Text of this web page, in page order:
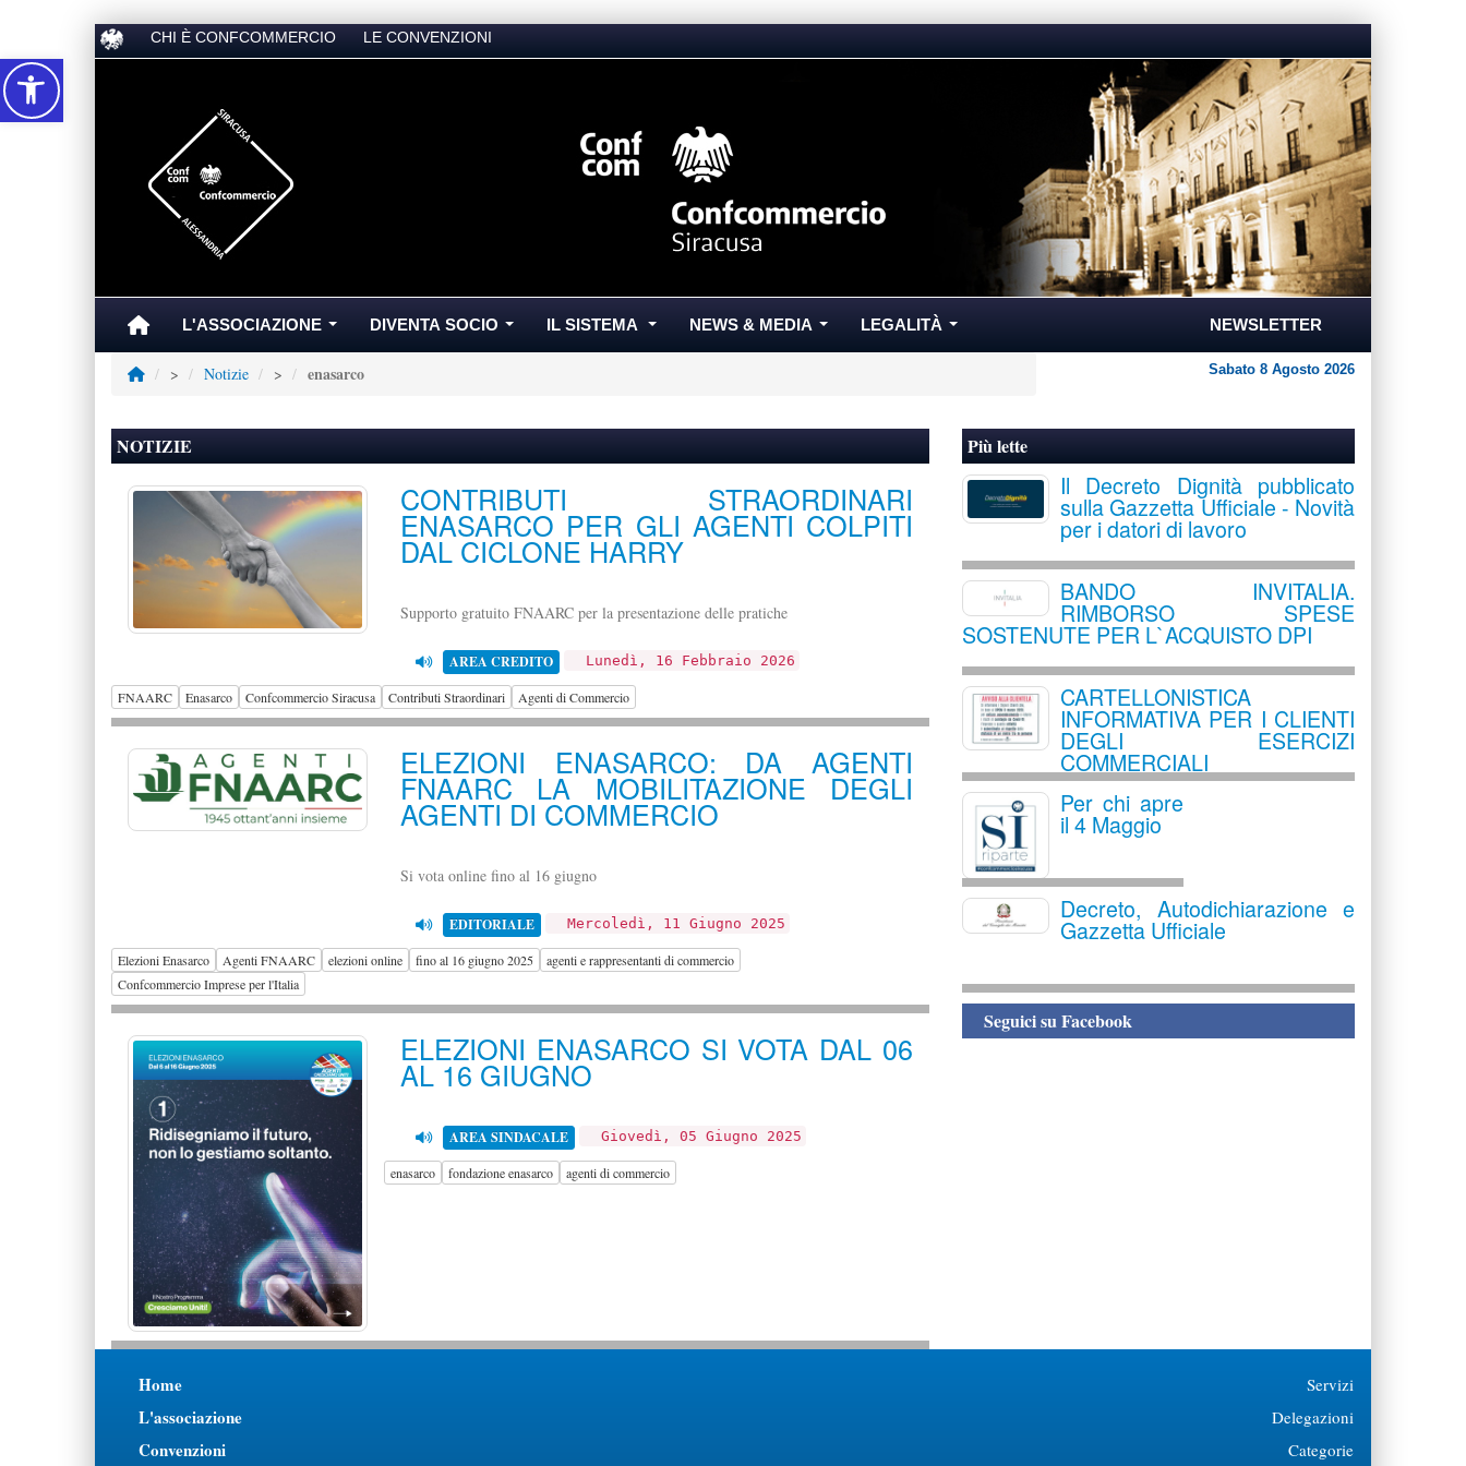
CHI È CONFCOMMERCIO LE CONVENZIONI
L'ASSOCIAZIONE DIVENTA SOCIO IL SISTEMA NEWS & MEDIA LEGALITÀ NEWSLETTER
> Notizie > enasarco Sabato 8 Agosto 2026
NOTIZIE
CONTRIBUTI STRAORDINARI
ENASARCO PER GLI AGENTI COLPITI
DAL CICLONE HARRY
Supporto gratuito FNAARC per la presentazione delle pratiche
AREA CREDITO Lunedì, 16 Febbraio 2026
FNAARC Enasarco Confcommercio Siracusa Contributi Straordinari Agenti di Commercio
ELEZIONI ENASARCO: DA AGENTI
FNAARC LA MOBILITAZIONE DEGLI
AGENTI DI COMMERCIO
Si vota online fino al 16 giugno
EDITORIALE Mercoledì, 11 Giugno 2025
Elezioni Enasarco Agenti FNAARC elezioni online fino al 16 giugno 2025
agenti e rappresentanti di commercio
Confcommercio Imprese per l'Italia
ELEZIONI ENASARCO SI VOTA DAL 06
AL 16 GIUGNO
AREA SINDACALE Giovedì, 05 Giugno 2025
enasarco fondazione enasarco agenti di commercio
Più lette
Il Decreto Dignità pubblicato
sulla Gazzetta Ufficiale - Novità
per i datori di lavoro
BANDO INVITALIA.
RIMBORSO SPESE
SOSTENUTE PER L`ACQUISTO DPI
CARTELLONISTICA
INFORMATIVA PER I CLIENTI
DEGLI ESERCIZI
COMMERCIALI
Per chi apre
il 4 Maggio
Decreto, Autodichiarazione e
Gazzetta Ufficiale
Seguici su Facebook
Home
L'associazione
Convenzioni
Servizi
Delegazioni
Categorie
Accessibilità